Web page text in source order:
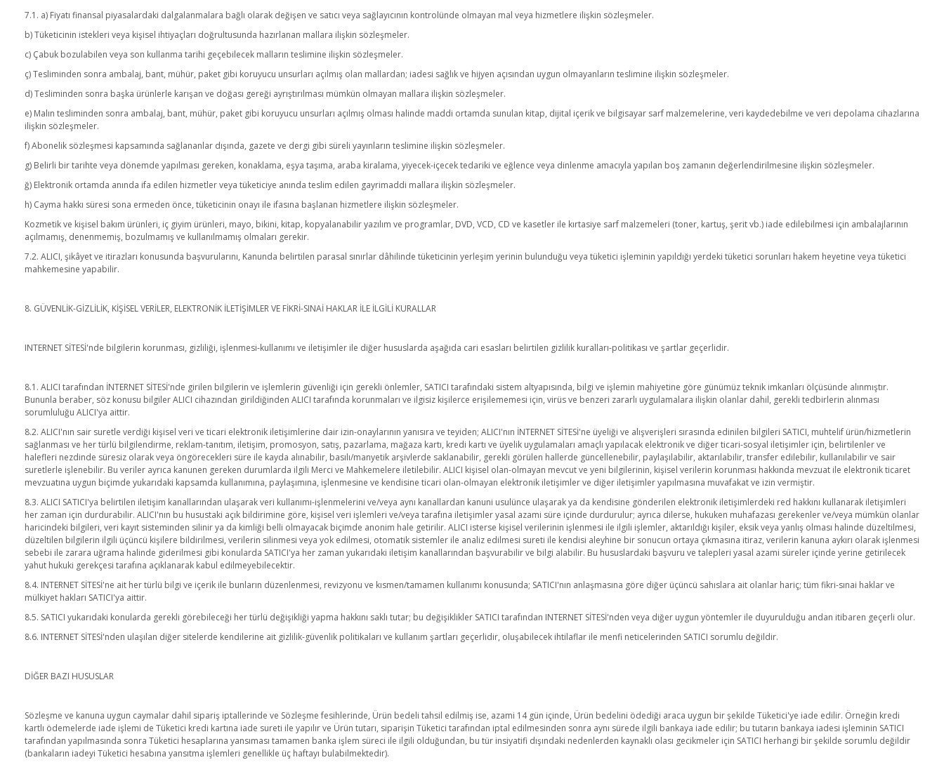
7.1. a) Fiyatı finansal piyasalardaki dalgalanmalara bağlı olarak değişen ve satıcı veya sağlayıcının kontrolünde olmayan mal veya hizmetlere ilişkin sözleşmeler.
b) Tüketicinin istekleri veya kişisel ihtiyaçları doğrultusunda hazırlanan mallara ilişkin sözleşmeler.
c) Çabuk bozulabilen veya son kullanma tarihi geçebilecek malların teslimine ilişkin sözleşmeler.
ç) Tesliminden sonra ambalaj, bant, mühür, paket gibi koruyucu unsurları açılmış olan mallardan; iadesi sağlık ve hijyen açısından uygun olmayanların teslimine ilişkin sözleşmeler.
d) Tesliminden sonra başka ürünlerle karışan ve doğası gereği ayrıştırılması mümkün olmayan mallara ilişkin sözleşmeler.
e) Malın tesliminden sonra ambalaj, bant, mühür, paket gibi koruyucu unsurları açılmış olması halinde maddi ortamda sunulan kitap, dijital içerik ve bilgisayar sarf malzemelerine, veri kaydedebilme ve veri depolama cihazlarına
ilişkin sözleşmeler.
f) Abonelik sözleşmesi kapsamında sağlananlar dışında, gazete ve dergi gibi süreli yayınların teslimine ilişkin sözleşmeler.
g) Belirli bir tarihte veya dönemde yapılması gereken, konaklama, eşya taşıma, araba kiralama, yiyecek-içecek tedariki ve eğlence veya dinlenme amacıyla yapılan boş zamanın değerlendirilmesine ilişkin sözleşmeler.
ğ) Elektronik ortamda anında ifa edilen hizmetler veya tüketiciye anında teslim edilen gayrimaddi mallara ilişkin sözleşmeler.
h) Cayma hakkı süresi sona ermeden önce, tüketicinin onayı ile ifasına başlanan hizmetlere ilişkin sözleşmeler.
Kozmetik ve kişisel bakım ürünleri, iç giyim ürünleri, mayo, bikini, kitap, kopyalanabilir yazılım ve programlar, DVD, VCD, CD ve kasetler ile kırtasiye sarf malzemeleri (toner, kartuş, şerit vb.) iade edilebilmesi için ambalajlarının
açılmamış, denenmemiş, bozulmamış ve kullanılmamış olmaları gerekir.
7.2. ALICI, şikâyet ve itirazları konusunda başvurularını, Kanunda belirtilen parasal sınırlar dâhilinde tüketicinin yerleşim yerinin bulunduğu veya tüketici işleminin yapıldığı yerdeki tüketici sorunları hakem heyetine veya tüketici
mahkemesine yapabilir.
8. GÜVENLİK-GİZLİLİK, KİŞİSEL VERİLER, ELEKTRONİK İLETİŞİMLER VE FİKRİ-SINAİ HAKLAR İLE İLGİLİ KURALLAR
INTERNET SİTESİ'nde bilgilerin korunması, gizliliği, işlenmesi-kullanımı ve iletişimler ile diğer hususlarda aşağıda cari esasları belirtilen gizlilik kuralları-politikası ve şartlar geçerlidir.
8.1. ALICI tarafından İNTERNET SİTESİ'nde girilen bilgilerin ve işlemlerin güvenliği için gerekli önlemler, SATICI tarafındaki sistem altyapısında, bilgi ve işlemin mahiyetine göre günümüz teknik imkanları ölçüsünde alınmıştır.
Bununla beraber, söz konusu bilgiler ALICI cihazından girildiğinden ALICI tarafında korunmaları ve ilgisiz kişilerce erişilememesi için, virüs ve benzeri zararlı uygulamalara ilişkin olanlar dahil, gerekli tedbirlerin alınması
sorumluluğu ALICI'ya aittir.
8.2. ALICI'nın sair suretle verdiği kişisel veri ve ticari elektronik iletişimlerine dair izin-onaylarının yanısıra ve teyiden; ALICI'nın İNTERNET SİTESİ'ne üyeliği ve alışverişleri sırasında edinilen bilgileri SATICI, muhtelif ürün/hizmetlerin
sağlanması ve her türlü bilgilendirme, reklam-tanıtım, iletişim, promosyon, satış, pazarlama, mağaza kartı, kredi kartı ve üyelik uygulamaları amaçlı yapılacak elektronik ve diğer ticari-sosyal iletişimler için, belirtilenler ve
halefleri nezdinde süresiz olarak veya öngörecekleri süre ile kayda alınabilir, basılı/manyetik arşivlerde saklanabilir, gerekli görülen hallerde güncellenebilir, paylaşılabilir, aktarılabilir, transfer edilebilir, kullanılabilir ve sair
suretlerle işlenebilir. Bu veriler ayrıca kanunen gereken durumlarda ilgili Merci ve Mahkemelere iletilebilir. ALICI kişisel olan-olmayan mevcut ve yeni bilgilerinin, kişisel verilerin korunması hakkında mevzuat ile elektronik ticaret
mevzuatına uygun biçimde yukarıdaki kapsamda kullanımına, paylaşımına, işlenmesine ve kendisine ticari olan-olmayan elektronik iletişimler ve diğer iletişimler yapılmasına muvafakat ve izin vermiştir.
8.3. ALICI SATICI'ya belirtilen iletişim kanallarından ulaşarak veri kullanımı-işlenmelerini ve/veya aynı kanallardan kanuni usulünce ulaşarak ya da kendisine gönderilen elektronik iletişimlerdeki red hakkını kullanarak iletişimleri
her zaman için durdurabilir. ALICI'nın bu husustaki açık bildirimine göre, kişisel veri işlemleri ve/veya tarafına iletişimler yasal azami süre içinde durdurulur; ayrıca dilerse, hukuken muhafazası gerekenler ve/veya mümkün olanlar
haricindeki bilgileri, veri kayıt sisteminden silinir ya da kimliği belli olmayacak biçimde anonim hale getirilir. ALICI isterse kişisel verilerinin işlenmesi ile ilgili işlemler, aktarıldığı kişiler, eksik veya yanlış olması halinde düzeltilmesi,
düzeltilen bilgilerin ilgili üçüncü kişilere bildirilmesi, verilerin silinmesi veya yok edilmesi, otomatik sistemler ile analiz edilmesi sureti ile kendisi aleyhine bir sonucun ortaya çıkmasına itiraz, verilerin kanuna aykırı olarak işlenmesi
sebebi ile zarara uğrama halinde giderilmesi gibi konularda SATICI'ya her zaman yukarıdaki iletişim kanallarından başvurabilir ve bilgi alabilir. Bu hususlardaki başvuru ve talepleri yasal azami süreler içinde yerine getirilecek
yahut hukuki gerekçesi tarafına açıklanarak kabul edilmeyebilecektir.
8.4. INTERNET SİTESİ'ne ait her türlü bilgi ve içerik ile bunların düzenlenmesi, revizyonu ve kısmen/tamamen kullanımı konusunda; SATICI'nın anlaşmasına göre diğer üçüncü sahıslara ait olanlar hariç; tüm fikri-sınai haklar ve
mülkiyet hakları SATICI'ya aittir.
8.5. SATICI yukarıdaki konularda gerekli görebileceği her türlü değişikliği yapma hakkını saklı tutar; bu değişiklikler SATICI tarafından INTERNET SİTESİ'nden veya diğer uygun yöntemler ile duyurulduğu andan itibaren geçerli olur.
8.6. INTERNET SİTESİ'nden ulaşılan diğer sitelerde kendilerine ait gizlilik-güvenlik politikaları ve kullanım şartları geçerlidir, oluşabilecek ihtilaflar ile menfi neticelerinden SATICI sorumlu değildir.
DİĞER BAZI HUSUSLAR
Sözleşme ve kanuna uygun caymalar dahil sipariş iptallerinde ve Sözleşme fesihlerinde, Ürün bedeli tahsil edilmiş ise, azami 14 gün içinde, Ürün bedelini ödediği araca uygun bir şekilde Tüketici'ye iade edilir. Örneğin kredi
kartlı ödemelerde iade işlemi de Tüketici kredi kartına iade sureti ile yapılır ve Ürün tutarı, siparişin Tüketici tarafından iptal edilmesinden sonra aynı sürede ilgili bankaya iade edilir; bu tutarın bankaya iadesi işleminin SATICI
tarafından yapılmasında sonra Tüketici hesaplarına yansıması tamamen banka işlem süreci ile ilgili olduğundan, bu tür insiyatifi dışındaki nedenlerden kaynaklı olası gecikmeler için SATICI herhangi bir şekilde sorumlu değildir
(bankaların iadeyi Tüketici hesabına yansıtma işlemleri genellikle üç haftayı bulabilmektedir).